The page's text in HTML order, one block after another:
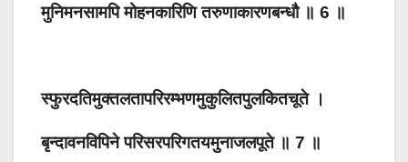
मुनिमनसामपि मोहनकारिणि तरुणाकारणबन्धौ ॥ 6 ॥
स्फुरदतिमुक्तलतापरिरम्भणमुकुलितपुलकितचूते ।
बृन्दावनविपिने परिसरपरिगतयमुनाजलपूते ॥ 7 ॥